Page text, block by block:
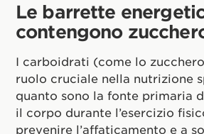
Le barrette
contengono
I carboidrati (come lo
ruolo cruciale nella nutrizione
quanto sono la fonte primaria
il corpo durante l’esercizio
prevenire l’affaticamento e a